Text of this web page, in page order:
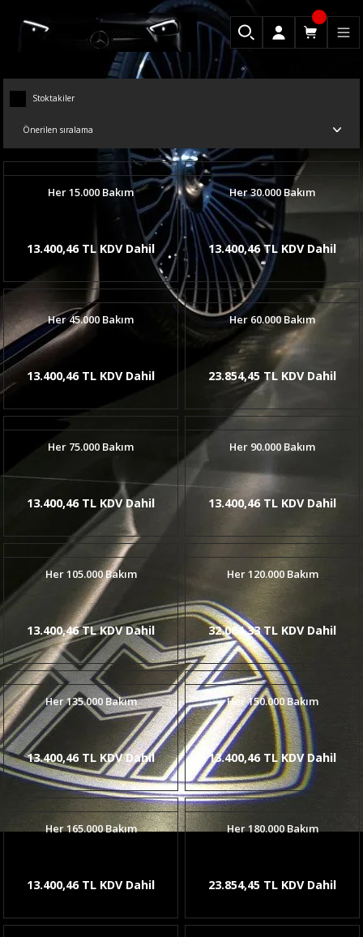
Stoktakiler
Her 15.000 Bakım
13.400,46 TL KDV Dahil
Her 30.000 Bakım
13.400,46 TL KDV Dahil
Her 45.000 Bakım
13.400,46 TL KDV Dahil
Her 60.000 Bakım
23.854,45 TL KDV Dahil
Her 75.000 Bakım
13.400,46 TL KDV Dahil
Her 90.000 Bakım
13.400,46 TL KDV Dahil
Her 105.000 Bakım
13.400,46 TL KDV Dahil
Her 120.000 Bakım
32.064,33 TL KDV Dahil
Her 135.000 Bakım
13.400,46 TL KDV Dahil
Her 150.000 Bakım
13.400,46 TL KDV Dahil
Her 165.000 Bakım
13.400,46 TL KDV Dahil
Her 180.000 Bakım
23.854,45 TL KDV Dahil